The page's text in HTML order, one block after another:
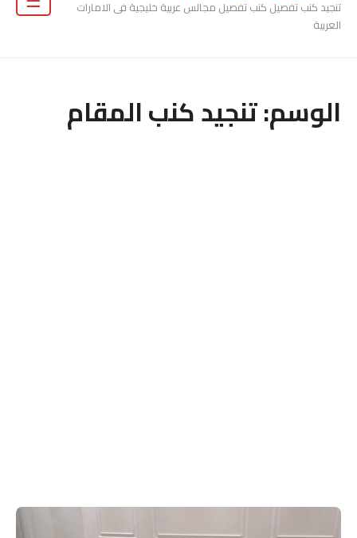
تنجيد كنب تفصيل كنب تفصيل مجالس عربية خليجية فى الامارات
العربية
الوسم:تنجيد كنب المقام